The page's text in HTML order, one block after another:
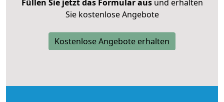
Füllen Sie jetzt das Formular ausund erhalten
Sie kostenlose Angebote
Kostenlose Angebote erhalten